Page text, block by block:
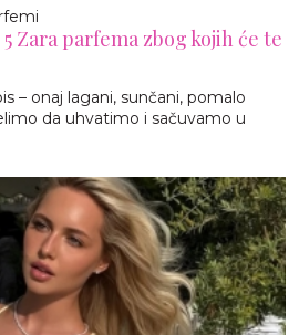
Zara parfema zbog kojih će te
– onaj lagani, sunčani, pomalo
da uhvatimo i sačuvamo u